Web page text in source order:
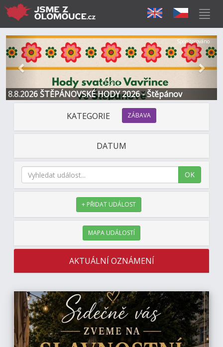
8.8.2026 ŠTĚPÁNOVSKÉ HODY 2026 - Štěpánov
Předchozí Další
Sponzorováno
KATEGORIE ZÁBAVA
DATUM
OK
+ PŘIDAT UDÁLOST
MAPA UDÁLOSTÍ
AKTUÁLNÍ OZNÁMENÍ